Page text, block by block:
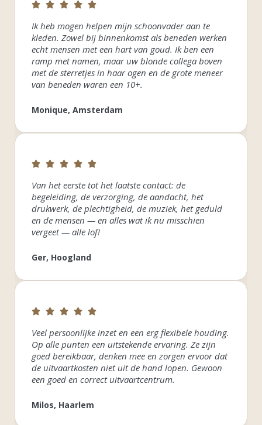
Ik heb mogen helpen mijn schoonvader aan te
kleden. Zowel bij binnenkomst als beneden werken
echt mensen met een hart van goud. Ik ben een
ramp met namen, maar uw blonde collega boven
met de sterretjes in haar ogen en de grote meneer
van beneden waren een 10+.
Monique, Amsterdam
Van het eerste tot het laatste contact: de
begeleiding, de verzorging, de aandacht, het
drukwerk, de plechtigheid, de muziek, het geduld
en de mensen — en alles wat ik nu misschien
vergeet — alle lof!
Ger, Hoogland
Veel persoonlijke inzet en een erg flexibele houding.
Op alle punten een uitstekende ervaring. Ze zijn
goed bereikbaar, denken mee en zorgen ervoor dat
de uitvaartkosten niet uit de hand lopen. Gewoon
een goed en correct uitvaartcentrum.
Milos, Haarlem